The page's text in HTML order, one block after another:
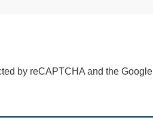
by reCAPTCHA and the Google